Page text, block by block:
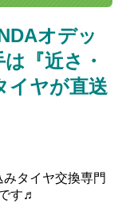
オデッ
『近さ・
イヤが直送
タイヤ交換専門
す♬